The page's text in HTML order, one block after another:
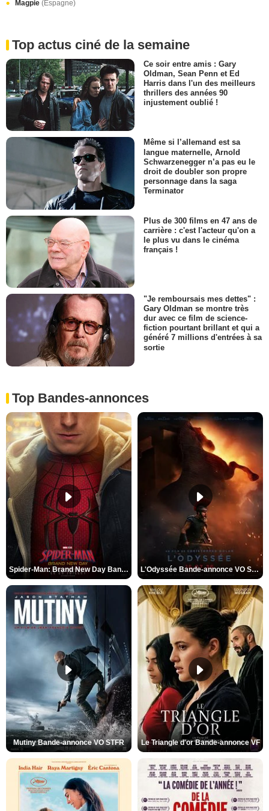
Magpie (Espagne)
Top actus ciné de la semaine
Ce soir entre amis : Gary
Oldman, Sean Penn et Ed
Harris dans l'un des meilleurs
thrillers des années 90
injustement oublié !
Même si l’allemand est sa
langue maternelle, Arnold
Schwarzenegger n’a pas eu le
droit de doubler son propre
personnage dans la saga
Terminator
Plus de 300 films en 47 ans de
carrière : c'est l'acteur qu'on a
le plus vu dans le cinéma
français !
"Je remboursais mes dettes" :
Gary Oldman se montre très
dur avec ce film de science-
fiction pourtant brillant et qui a
généré 7 millions d'entrées à sa
sortie
Top Bandes-annonces
Spider-Man: Brand New Day Bande-annonce VO STFR L'Odyssée Bande-annonce VO STFR
Mutiny Bande-annonce VO STFR Le Triangle d'or Bande-annonce VF